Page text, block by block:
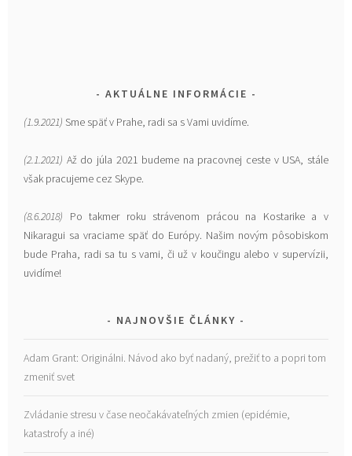
AKTUÁLNE INFORMÁCIE
(1.9.2021) Sme späť v Prahe, radi sa s Vami uvidíme.
(2.1.2021) Až do júla 2021 budeme na pracovnej ceste v USA, stále
však pracujeme cez Skype.
(8.6.2018) Po takmer roku strávenom prácou na Kostarike a v
Nikaragui sa vraciame späť do Európy. Našim novým pôsobiskom
bude Praha, radi sa tu s vami, či už v koučingu alebo v supervízii,
uvidíme!
NAJNOVŠIE ČLÁNKY
Adam Grant: Originálni. Návod ako byť nadaný, prežiť to a popri tom
zmeniť svet
Zvládanie stresu v čase neočakávateľných zmien (epidémie,
katastrofy a iné)